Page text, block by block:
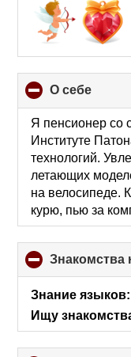
О себе
to
Я пенсионер со
Институте
технологий.
летающих
на велосипеде.
курю, пью за
Знакомства
Знание языков:
Ищу